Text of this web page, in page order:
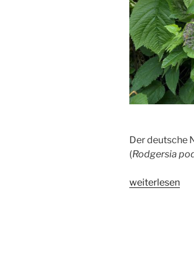
Der deutsche
(Rodgersia
„Schaublatt“
weiterlesen